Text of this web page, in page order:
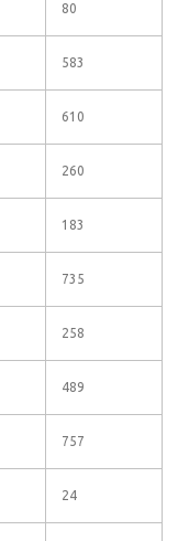
80
583
610
260
183
735
258
489
757
24